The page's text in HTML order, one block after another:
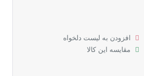
افزودن به لیست دلخواه
مقایسه این کالا